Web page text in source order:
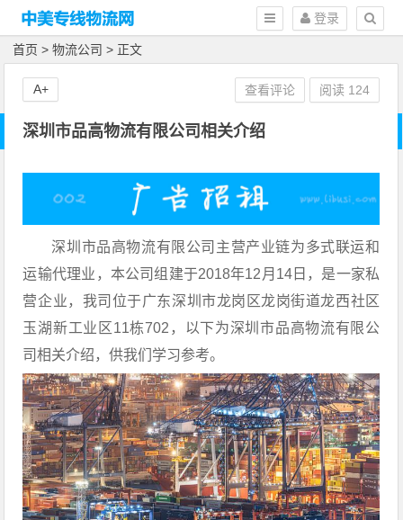
登录
首页 >物流公司 > 正文
深圳市品高物流有限公司相关介绍
深圳市品高物流有限公司主营产业链为多式联运和
运输代理业，本公司组建于2018年12月14日，是一家私
营企业，我司位于广东深圳市龙岗区龙岗街道龙西社区
玉湖新工业区11栋702，以下为深圳市品高物流有限公
司相关介绍，供我们学习参考。
查看评论 阅读 124
A+